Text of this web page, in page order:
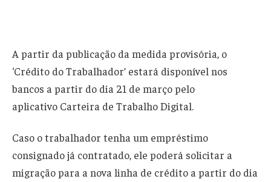
A partir da publicação da medida provisória, o
‘Crédito do Trabalhador’ estará disponível nos
bancos a partir do dia 21 de março pelo
aplicativo Carteira de Trabalho Digital.
Caso o trabalhador tenha um empréstimo
consignado já contratado, ele poderá solicitar a
migração para a nova linha de crédito a partir do dia